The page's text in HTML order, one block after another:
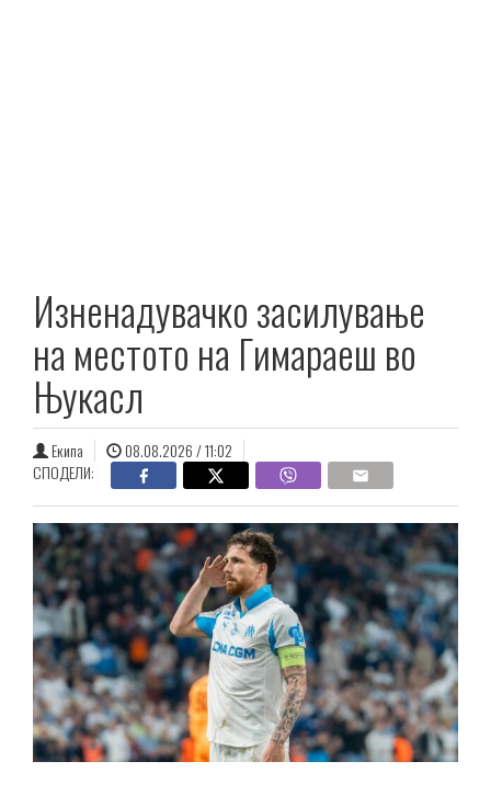
Изненадувачко засилување
на местото на Гимараеш во
Њукасл
Екипа
08.08.2026 / 11:02
СПОДЕЛИ: